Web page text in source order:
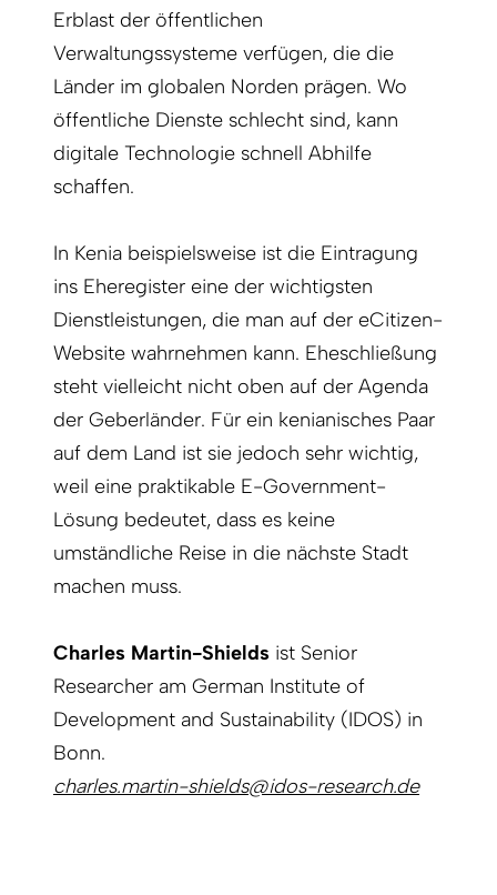
Erblast der öffentlichen
Verwaltungssysteme verfügen, die die
Länder im globalen Norden prägen. Wo
öffentliche Dienste schlecht sind, kann
digitale Technologie schnell Abhilfe
schaffen.
In Kenia beispielsweise ist die Eintragung
ins Eheregister eine der wichtigsten
Dienstleistungen, die man auf der eCitizen-
Website wahrnehmen kann. Eheschließung
steht vielleicht nicht oben auf der Agenda
der Geberländer. Für ein kenianisches Paar
auf dem Land ist sie jedoch sehr wichtig,
weil eine praktikable E-Government-
Lösung bedeutet, dass es keine
umständliche Reise in die nächste Stadt
machen muss.
Charles Martin-Shields ist Senior
Researcher am German Institute of
Development and Sustainability (IDOS) in
Bonn.
charles.martin-shields@idos-research.de